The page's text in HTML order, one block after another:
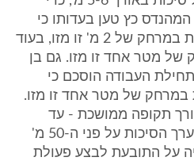
כץ טען בעדותו כי
התובעת הניחה את הסיכות במרחק של 2 מ' זו מזו, בעוד
של מטר אחד זו מזו. גם בן
תחילת העבודה הוסכם כי
במרחק של מטר אחד זו מזו.
תקופה ממושכת - עד
ה-21.9.93 - בוצע עיבוי מערך הסיכות על פני ה-50 מ'
על התובעת לבצע פעולת